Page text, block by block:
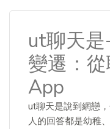
ut聊天
變遷：
App
ut聊天是說到網戀
人的回答都是幼稚